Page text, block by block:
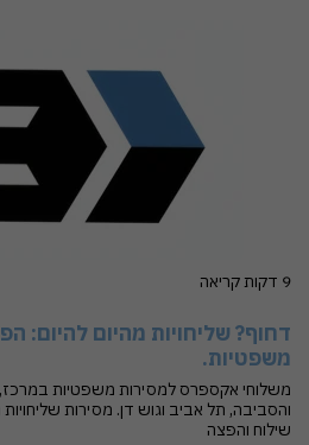
9 דקות קריאה
דחוף? שליחויות מהיום להיום:
משפטיות.
משלוחי אקספרס למסירות משפטיות במרכז,
והסביבה, תל אביב וגוש דן. מסירות
שילוח והפצה